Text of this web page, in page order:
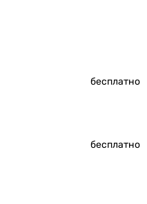
бесплатно
бесплатно